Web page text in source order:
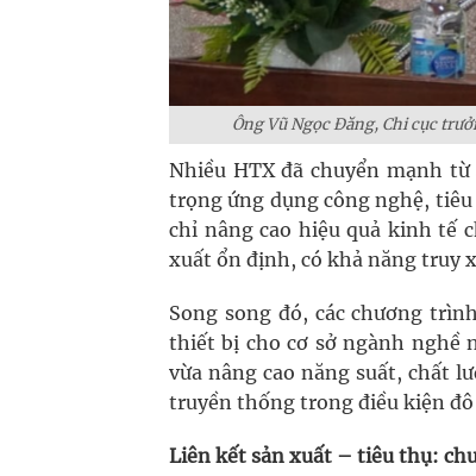
Ông Vũ Ngọc Đăng, Chi cục
Nhiều HTX đã chuyển mạnh
trọng ứng dụng công nghệ,
chỉ nâng cao hiệu quả kinh tế
xuất ổn định, có khả năng truy
Song song đó, các chương
thiết bị cho cơ sở ngành nghề
vừa nâng cao năng suất, chất
truyền thống trong điều kiện
Liên kết sản xuất – tiêu thụ: